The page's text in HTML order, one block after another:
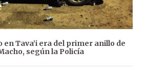
en Tava’i era del primer anillo de
según la Policía